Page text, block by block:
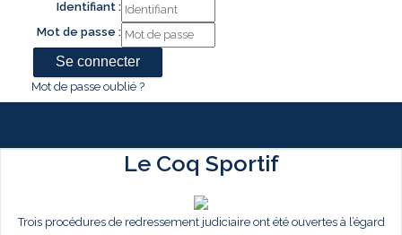
Identifiant :
Mot de passe :
Mot de passe oublié ?
Le Coq Sportif
Trois procédures de redressement judiciaire ont été ouvertes à l’égard